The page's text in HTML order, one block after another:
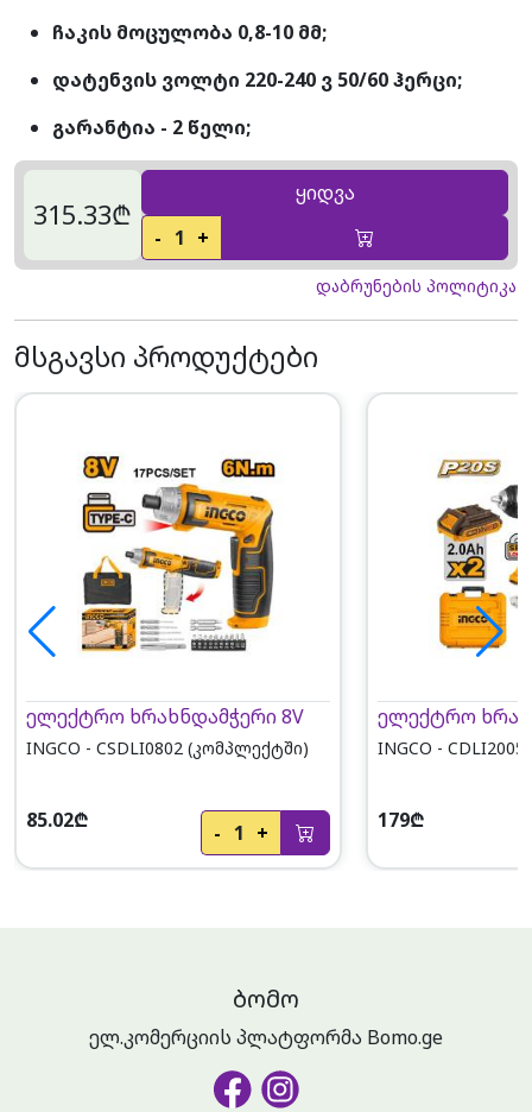
ჩაკის მოცულობა 0,8-10 მმ;
დატენვის ვოლტი 220-240 ვ 50/60 ჰერცი;
გარანტია - 2 წელი;
315.33₾
ყიდვა
- 1 +
დაბრუნების პოლიტიკა
მსგავსი პროდუქტები
ელექტრო ხრახნდამჭერი 8V
INGCO - CSDLI0802 (კომპლექტში)
85.02₾ - 1 +
ელექტრო
INGCO -
179₾
ᲑᲝᲛᲝ
ელ.კომერციის პლატფორმა Bomo.ge